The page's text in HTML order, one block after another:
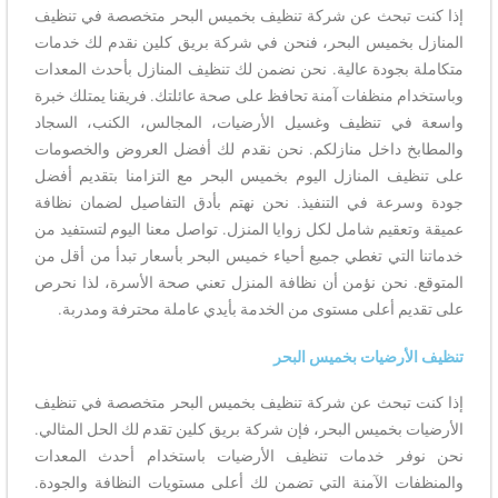
إذا كنت تبحث عن شركة تنظيف بخميس البحر متخصصة في تنظيف
المنازل بخميس البحر، فنحن في شركة بريق كلين نقدم لك خدمات
متكاملة بجودة عالية. نحن نضمن لك تنظيف المنازل بأحدث المعدات
وباستخدام منظفات آمنة تحافظ على صحة عائلتك. فريقنا يمتلك خبرة
واسعة في تنظيف وغسيل الأرضيات، المجالس، الكنب، السجاد
والمطابخ داخل منازلكم. نحن نقدم لك أفضل العروض والخصومات
على تنظيف المنازل اليوم بخميس البحر مع التزامنا بتقديم أفضل
جودة وسرعة في التنفيذ. نحن نهتم بأدق التفاصيل لضمان نظافة
عميقة وتعقيم شامل لكل زوايا المنزل. تواصل معنا اليوم لتستفيد من
خدماتنا التي تغطي جميع أحياء خميس البحر بأسعار تبدأ من أقل من
المتوقع. نحن نؤمن أن نظافة المنزل تعني صحة الأسرة، لذا نحرص
على تقديم أعلى مستوى من الخدمة بأيدي عاملة محترفة ومدربة.
تنظيف الأرضيات بخميس البحر
إذا كنت تبحث عن شركة تنظيف بخميس البحر متخصصة في تنظيف
الأرضيات بخميس البحر، فإن شركة بريق كلين تقدم لك الحل المثالي.
نحن نوفر خدمات تنظيف الأرضيات باستخدام أحدث المعدات
والمنظفات الآمنة التي تضمن لك أعلى مستويات النظافة والجودة.